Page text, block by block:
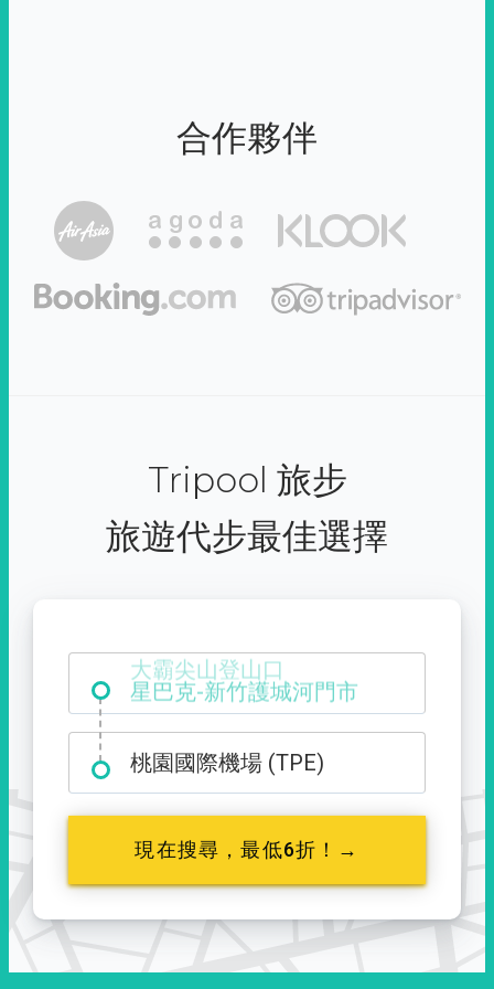
合作夥伴
Tripool 旅步
旅遊代步最佳選擇
大霸尖山登山口
桃園國際機場 (TPE)
現在搜尋，最低6折！→